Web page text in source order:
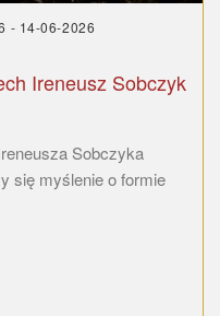
- 14-06-2026
Ireneusz Sobczyk
Sobczyka
się myślenie o formie